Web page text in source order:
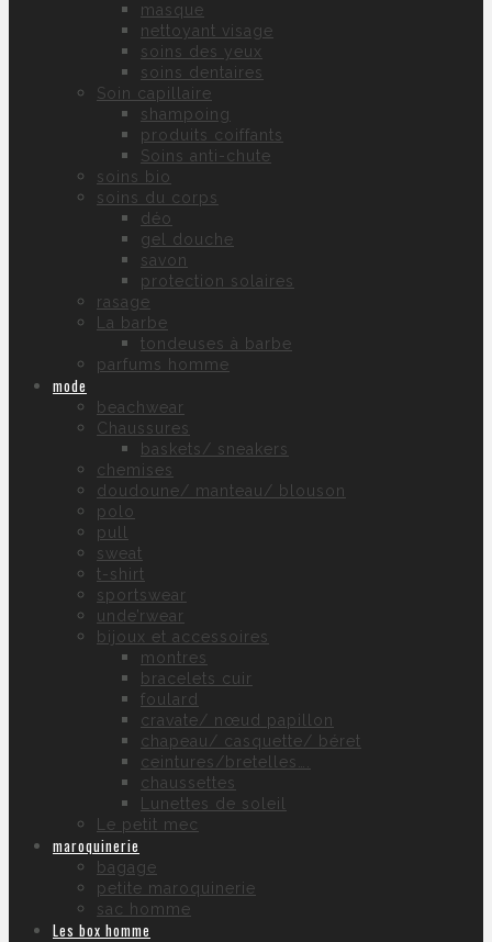
masque
nettoyant visage
soins des yeux
soins dentaires
Soin capillaire
shampoing
produits coiffants
Soins anti-chute
soins bio
soins du corps
déo
gel douche
savon
protection solaires
rasage
La barbe
tondeuses à barbe
parfums homme
mode
beachwear
Chaussures
baskets/ sneakers
chemises
doudoune/ manteau/ blouson
polo
pull
sweat
t-shirt
sportswear
unde’rwear
bijoux et accessoires
montres
bracelets cuir
foulard
cravate/ nœud papillon
chapeau/ casquette/ béret
ceintures/bretelles….
chaussettes
Lunettes de soleil
Le petit mec
maroquinerie
bagage
petite maroquinerie
sac homme
Les box homme